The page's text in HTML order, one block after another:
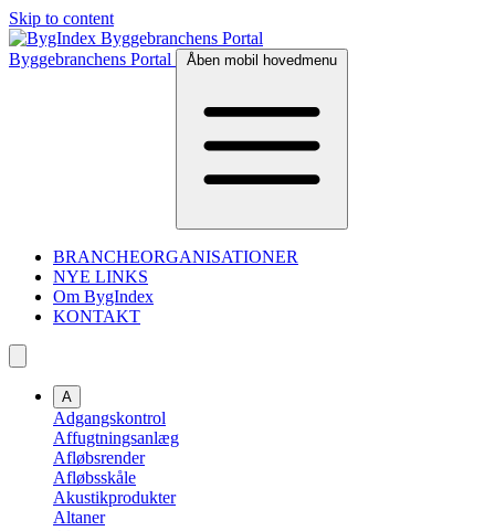
Skip to content
Byggebranchens Portal Åben mobil hovedmenu
BRANCHEORGANISATIONER
NYE LINKS
Om BygIndex
KONTAKT
A
Adgangskontrol
Affugtningsanlæg
Afløbsrender
Afløbsskåle
Akustikprodukter
Altaner